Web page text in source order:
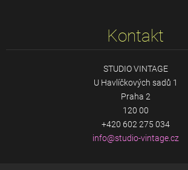
Kontakt
STUDIO VINTAGE
U Havlíčkových sadů 1
Praha 2
120 00
+420 602 275 034
info@studio-vintage.cz